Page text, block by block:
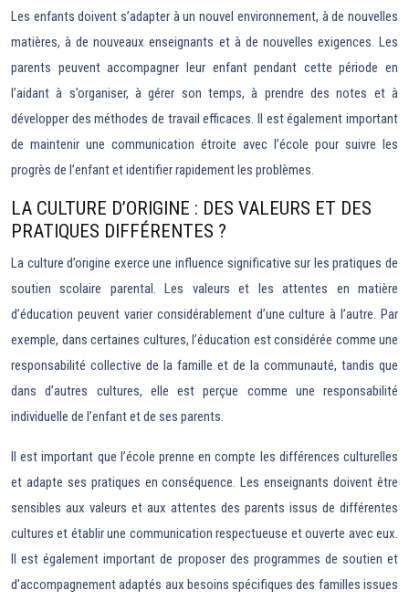
Les enfants doivent s’adapter à un nouvel environnement, à de nouvelles
matières, à de nouveaux enseignants et à de nouvelles exigences. Les
parents peuvent accompagner leur enfant pendant cette période en
l’aidant à s’organiser, à gérer son temps, à prendre des notes et à
développer des méthodes de travail efficaces. Il est également important
de maintenir une communication étroite avec l’école pour suivre les
progrès de l’enfant et identifier rapidement les problèmes.
LA CULTURE D’ORIGINE : DES VALEURS ET DES
PRATIQUES DIFFÉRENTES ?
La culture d’origine exerce une influence significative sur les pratiques de
soutien scolaire parental. Les valeurs et les attentes en matière
d’éducation peuvent varier considérablement d’une culture à l’autre. Par
exemple, dans certaines cultures, l’éducation est considérée comme une
responsabilité collective de la famille et de la communauté, tandis que
dans d’autres cultures, elle est perçue comme une responsabilité
individuelle de l’enfant et de ses parents.
Il est important que l’école prenne en compte les différences culturelles
et adapte ses pratiques en conséquence. Les enseignants doivent être
sensibles aux valeurs et aux attentes des parents issus de différentes
cultures et établir une communication respectueuse et ouverte avec eux.
Il est également important de proposer des programmes de soutien et
d’accompagnement adaptés aux besoins spécifiques des familles issues